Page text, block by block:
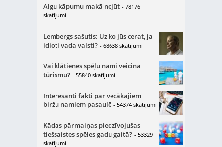
Algu kāpumu makā nejūt - 78176
skatījumi
Lembergs sašutis: Uz ko jūs cerat, ja
idioti vada valsti? - 68638 skatījumi
Vai klātienes spēļu nami veicina
tūrismu? - 55840 skatījumi
Interesanti fakti par vecākajiem
biržu namiem pasaulē - 54374 skatījumi
Kādas pārmaiņas piedzīvojušas
tiešsaistes spēles gadu gaitā? - 53329
skatījumi